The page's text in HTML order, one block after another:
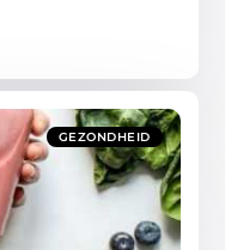
GEZONDHEID